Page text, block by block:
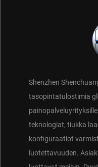
Shenzhen
tasopintatulostimia
teknologiat, tiukka
konfiguraatiot
luotettavuuden.